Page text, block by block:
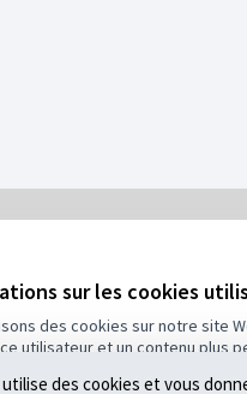
sur les cookies
des cookies sur notre site
utilisateur et un contenu plus
des cookies et vous